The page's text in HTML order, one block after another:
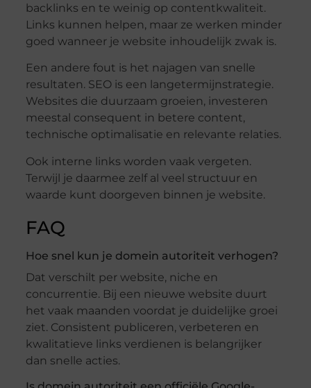
backlinks en te weinig op contentkwaliteit.
Links kunnen helpen, maar ze werken minder
goed wanneer je website inhoudelijk zwak is.
Een andere fout is het najagen van snelle
resultaten. SEO is een langetermijnstrategie.
Websites die duurzaam groeien, investeren
meestal consequent in betere content,
technische optimalisatie en relevante relaties.
Ook interne links worden vaak vergeten.
Terwijl je daarmee zelf al veel structuur en
waarde kunt doorgeven binnen je website.
FAQ
Hoe snel kun je domein autoriteit verhogen?
Dat verschilt per website, niche en
concurrentie. Bij een nieuwe website duurt
het vaak maanden voordat je duidelijke groei
ziet. Consistent publiceren, verbeteren en
kwalitatieve links verdienen is belangrijker
dan snelle acties.